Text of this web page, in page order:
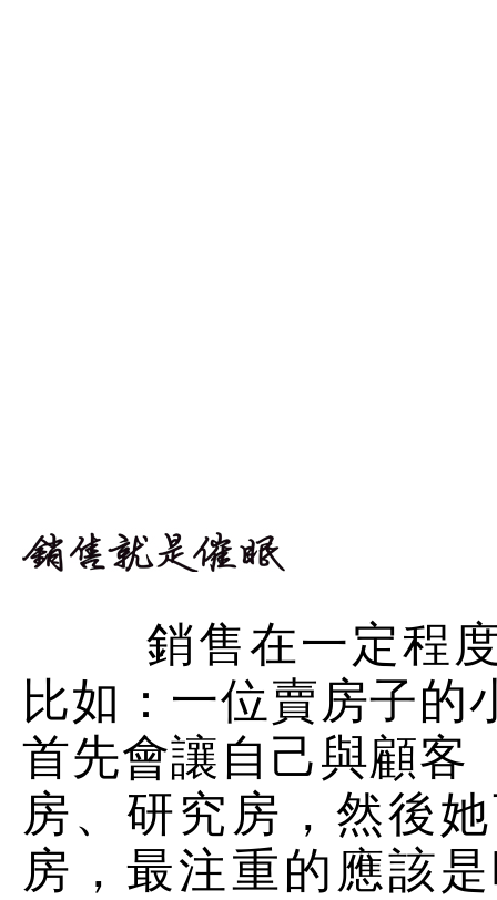
銷售在一定程度
比如：一位賣房子的
首先會讓自己與顧客
房、研究房，然後
房，最注重的應該